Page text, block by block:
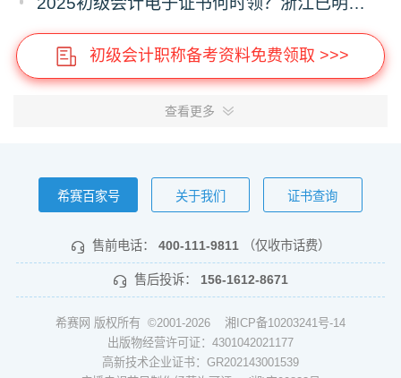
初级会计职称备考资料免费领取 >>>
查看更多
希赛百家号 关于我们 证书查询
售前电话： 400-111-9811 （仅收市话费）
售后投诉： 156-1612-8671
希赛网 版权所有 ©2001-2026 湘ICP备10203241号-14
出版物经营许可证：4301042021177
高新技术企业证书：GR202143001539